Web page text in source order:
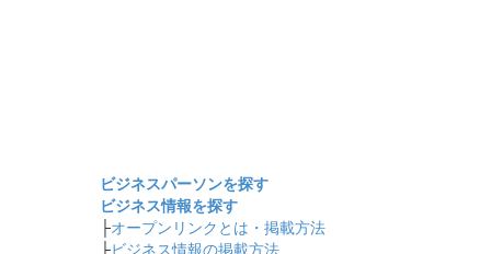
ビジネスパーソンを探す
ビジネス情報を探す
├オープンリンクとは・掲載方法
├ビジネス情報の掲載方法